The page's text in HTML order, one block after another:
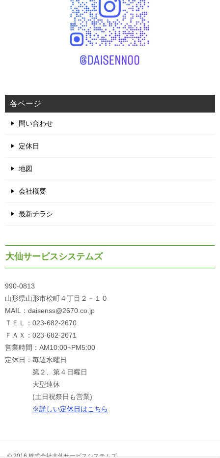
各ページ
問い合わせ
定休日
地図
会社概要
最新チラシ
大仙サービスシステムズ
990-0813
山形県山形市桧町４丁目２－１０
MAIL：daisenss@2670.co.jp
ＴＥＬ：023-682-2670
ＦＡＸ：023-682-2671
営業時間：AM10:00~PM5:00
定休日：毎週水曜日
第２、第４日曜日
大型連休
(土日祝祭日も営業)
※詳しい定休日はこちら
© 2016 株式会社大仙サービスシステムズ